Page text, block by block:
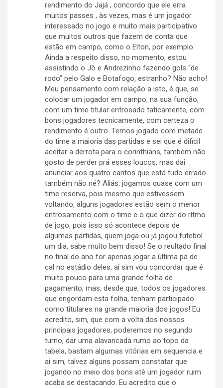
rendimento do Jajá , concordo que ele erra
muitos passes , às vezes, mas é um jogador
interessado no jogo e muito mais participativo
que muitos outros que fazem de conta que
estão em campo, como o Elton, por exemplo.
Ainda a respeito disso, no momento, estou
assistindo o Jô e Andrezinho fazendo gols “de
rodo” pelo Galo e Botafogo, estranho? Não acho!
Meu pensamento com relação a isto, é que, se
colocar um jogador em campo, na sua função,
com um time titular entrosado taticamente, com
bons jogadores tecnicamente, com certeza o
rendimento é outro. Temos jogado com metade
do time a maioria das partidas e sei que é dificil
aceitar a derrota para o corinthians, também não
gosto de perder prá esses loucos, mas dai
anunciar aos quatro cantos que está tudo errado
também não né? Aliás, jogamos quase com um
time reserva, pois mesmo que estivessem
voltando, alguns jogadores estão sem o menor
entrosamento com o time e o que dizer do rítmo
de jogo, pois isso só acontece depois de
algumas partidas, quem joga ou já jogou futebol
um dia, sabe muito bem disso! Se o reultado final
no final do ano for apenas jogar a última pá de
cal no estádio deles, ai sim vou concordar que é
muito pouco para uma grande folha de
pagamento, mas, desde que, todos os jogadores
que engordam esta folha, tenham participado
como titulares na grande maioria dos jogos! Eu
acredito, sim, que com a volta dos nossos
principais jogadores, poderemos no segundo
turno, dar uma alavancada rumo ao topo da
tabela, bastam algumas vitórias em sequencia e
ai sim, talvez alguns possam constatar que
jogando no meio dos bons até um jogador ruim
acaba se destacando. Eu acredito que o